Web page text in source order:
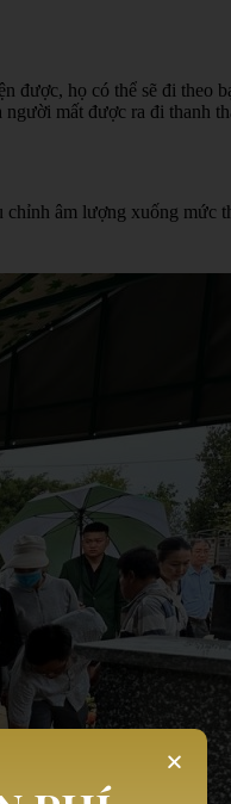
được, họ có thể sẽ đi theo
mất được ra đi thanh
âm lượng xuống mức